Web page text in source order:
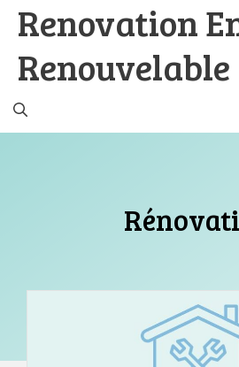
Aller
contenu
Renovation
Renouvelable